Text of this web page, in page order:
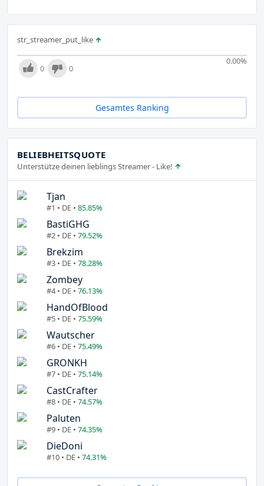
str_streamer_put_like
0.00%
0 0
Gesamtes Ranking
BELIEBHEITSQUOTE
Unterstütze deinen lieblings Streamer - Like!
Tjan
#1 • DE • 85.85%
BastiGHG
#2 • DE • 79.52%
Brekzim
#3 • DE • 78.28%
Zombey
#4 • DE • 76.13%
HandOfBlood
#5 • DE • 75.59%
Wautscher
#6 • DE • 75.49%
GRONKH
#7 • DE • 75.14%
CastCrafter
#8 • DE • 74.57%
Paluten
#9 • DE • 74.35%
DieDoni
#10 • DE • 74.31%